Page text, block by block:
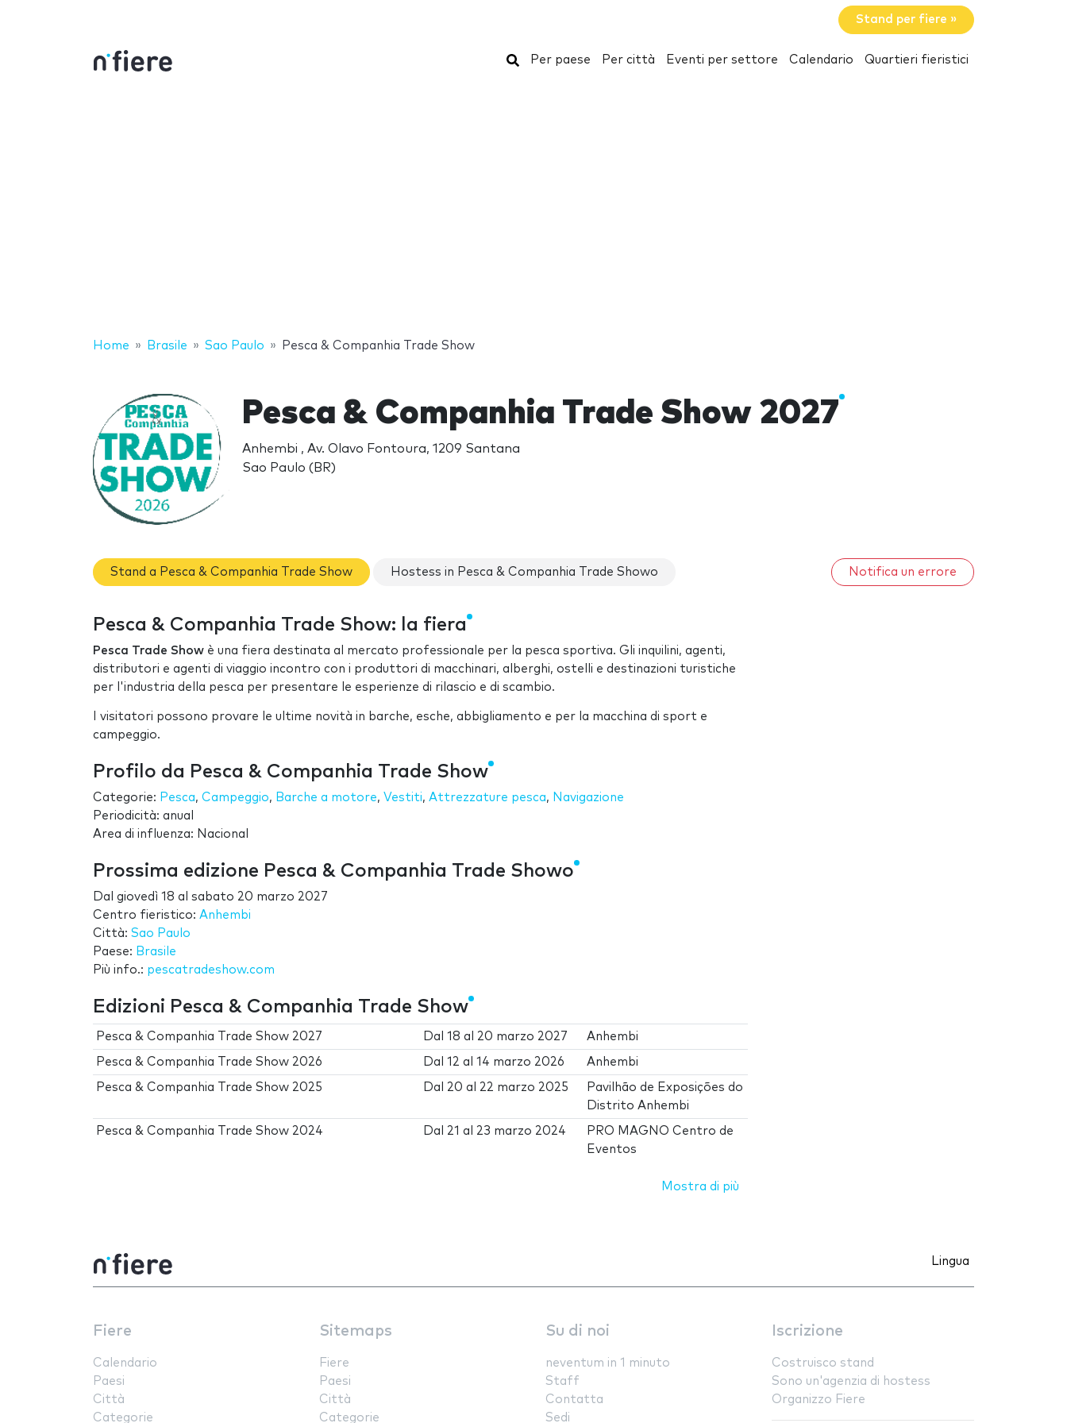
Stand per fiere »
Cerca
Per paese Per città Eventi per settore Calendario Quartieri fieristici
Home Brasile Sao Paulo Pesca & Companhia Trade Show
Pesca & Companhia Trade Show 2027
Anhembi , Av. Olavo Fontoura, 1209 Santana
Sao Paulo (BR)
Stand a Pesca & Companhia Trade Show Hostess in Pesca & Companhia Trade Showo Notifica un errore
Pesca & Companhia Trade Show: la fiera
Pesca Trade Show è una fiera destinata al mercato professionale per la pesca sportiva. Gli inquilini, agenti,
distributori e agenti di viaggio incontro con i produttori di macchinari, alberghi, ostelli e destinazioni turistiche
per l'industria della pesca per presentare le esperienze di rilascio e di scambio.
I visitatori possono provare le ultime novità in barche, esche, abbigliamento e per la macchina di sport e
campeggio.
Profilo da Pesca & Companhia Trade Show
Categorie: Pesca, Campeggio, Barche a motore, Vestiti, Attrezzature pesca, Navigazione
Periodicità: anual
Area di influenza: Nacional
Prossima edizione Pesca & Companhia Trade Showo
Dal giovedì 18 al sabato 20 marzo 2027
Centro fieristico: Anhembi
Città: Sao Paulo
Paese: Brasile
Più info.: pescatradeshow.com
Edizioni Pesca & Companhia Trade Show
Pesca & Companhia Trade Show 2027 Dal18 al 20 marzo 2027 Anhembi
Pesca & Companhia Trade Show 2026 Dal12 al14 marzo 2026 Anhembi
Pesca & Companhia Trade Show 2025 Dal 20 al 22 marzo 2025
Pavilhão de Exposições do
Distrito Anhembi
Pesca & Companhia Trade Show 2024 Dal 21 al 23 marzo 2024
PRO MAGNO Centro de
Eventos
Mostra di più
Lingua
Fiere
Calendario
Paesi
Città
Categorie
Sitemaps
Fiere
Paesi
Città
Categorie
Su di noi
neventum in 1 minuto
Staff
Contatta
Sedi
Iscrizione
Costruisco stand
Sono un'agenzia di hostess
Organizzo Fiere